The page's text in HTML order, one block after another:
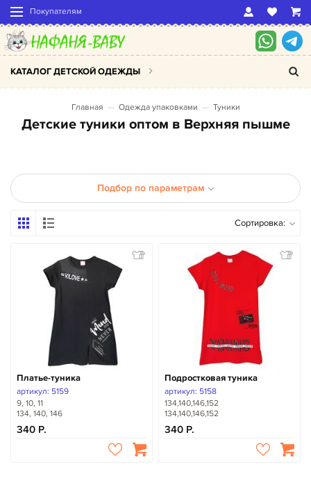
Покупателям
КАТАЛОГ ДЕТСКОЙ ОДЕЖДЫ
Главная Одежда упаковками Туники
Детские туники оптом в Верхняя пышме
Подбор по параметрам
Сортировка:
Платье-туника
артикул: 5159
9, 10, 11
134, 140, 146
340
Подростковая туника
артикул: 5158
134,140,146,152
134,140,146,152
340